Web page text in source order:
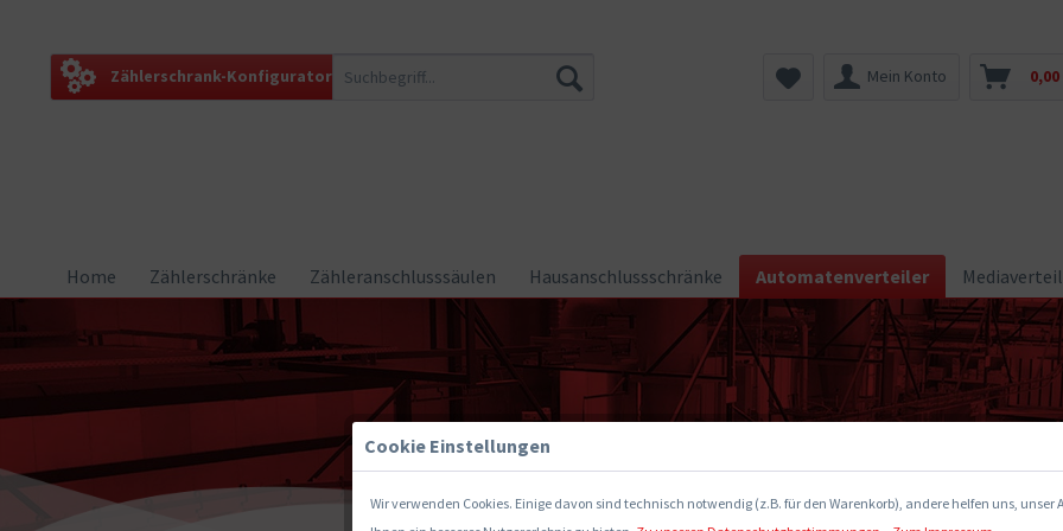
Zählerschrank-Konfigurator Mein Konto
Home Zählerschränke Zähleranschlusssäulen Hausanschlussschränke Automatenverteiler
Cookie Einstellungen
Wir verwenden Cookies. Einige davon sind technisch notwendig (z.B. für den Warenkorb), andere helfen uns, unser